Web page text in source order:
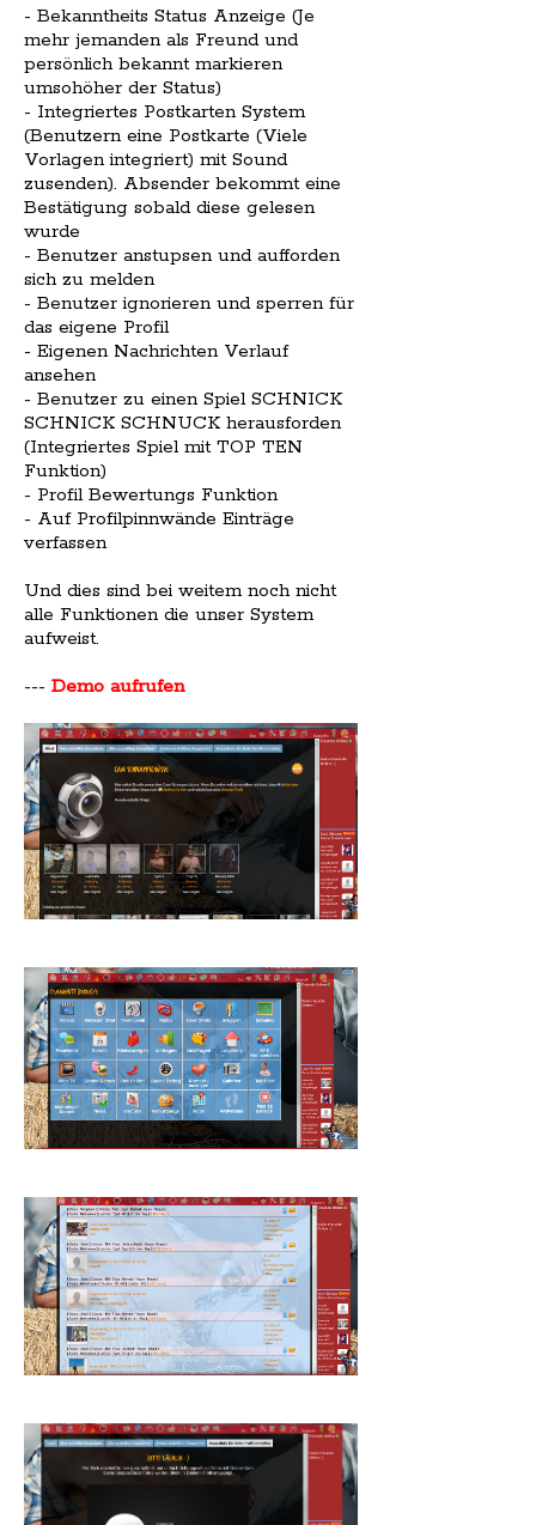
- Bekanntheits Status Anzeige (Je
mehr jemanden als Freund und
persönlich bekannt markieren
umsohöher der Status)
- Integriertes Postkarten System
(Benutzern eine Postkarte (Viele
Vorlagen integriert) mit Sound
zusenden). Absender bekommt eine
Bestätigung sobald diese gelesen
wurde
- Benutzer anstupsen und aufforden
sich zu melden
- Benutzer ignorieren und sperren für
das eigene Profil
- Eigenen Nachrichten Verlauf
ansehen
- Benutzer zu einen Spiel SCHNICK
SCHNICK SCHNUCK herausforden
(Integriertes Spiel mit TOP TEN
Funktion)
- Profil Bewertungs Funktion
- Auf Profilpinnwände Einträge
verfassen
Und dies sind bei weitem noch nicht
alle Funktionen die unser System
aufweist.
--- Demo aufrufen